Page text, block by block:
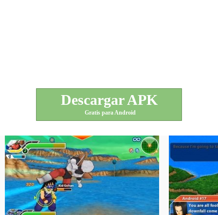
Descargar APK
Gratis para Android